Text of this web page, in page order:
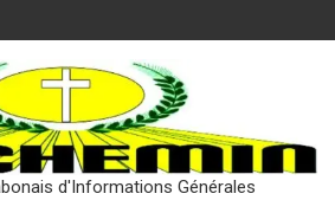
d'Informations Générales